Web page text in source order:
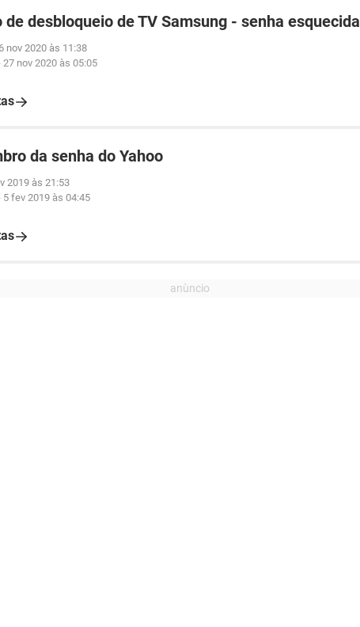
de desbloqueio de TV Samsung - senha esquecida
nov 2020 às 11:38
27 nov 2020 às 05:05
da senha do Yahoo
2019 às 21:53
5 fev 2019 às 04:45